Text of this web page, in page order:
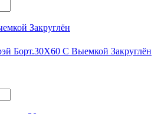
Борт.30X60 С Выемкой Закруглён